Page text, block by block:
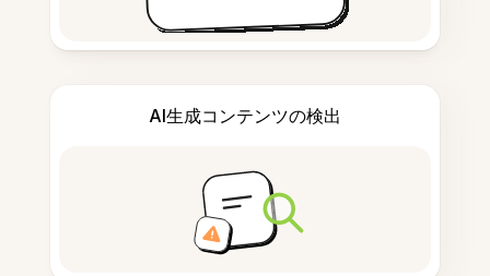
AI生成コンテンツの検出